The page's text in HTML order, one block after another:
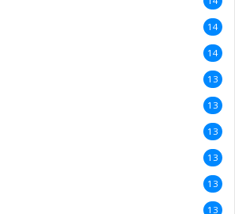
14
14
13
13
13
13
13
13